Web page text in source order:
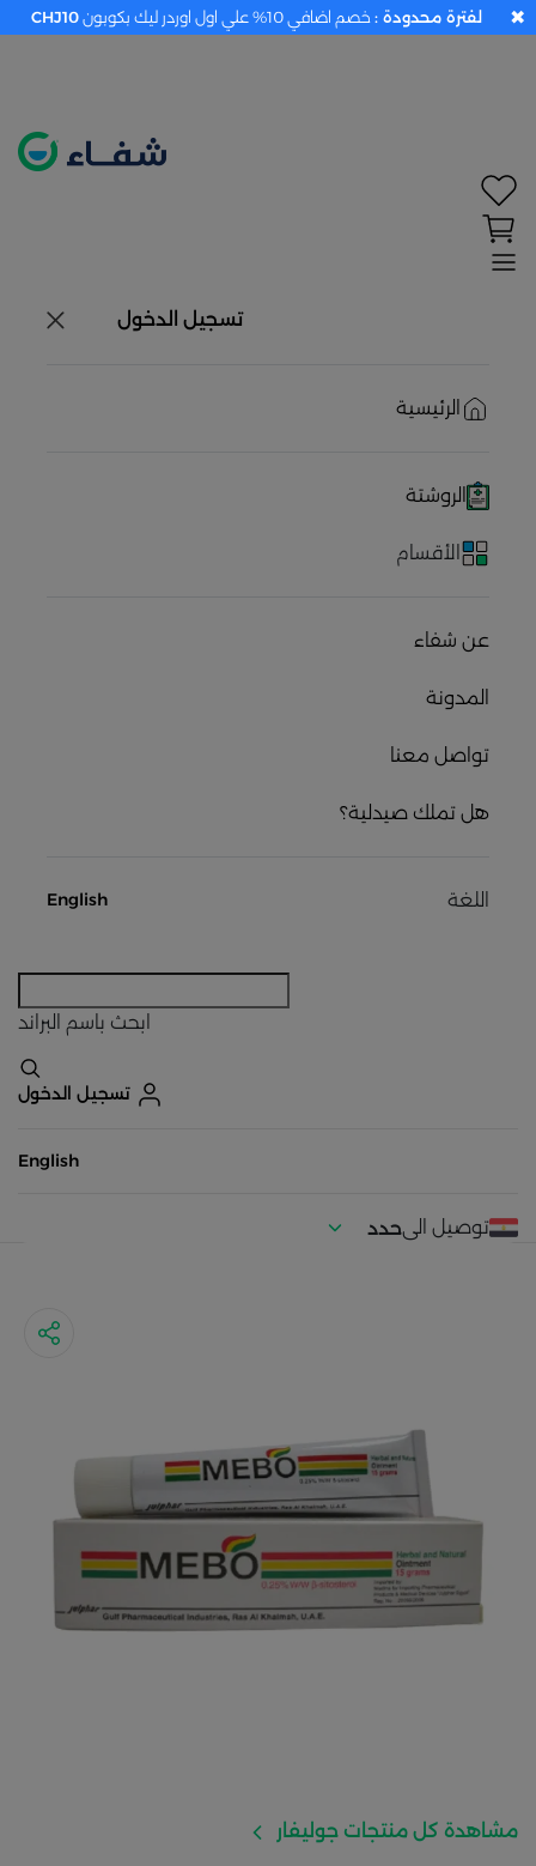
تسجيل الدخول
الرئيسية
الروشتة
الأقسام
عن شفاء
المدونة
تواصل معنا
هل تملك صيدلية؟
اللغة English
ابحث باسم البراند
تسجيل الدخول
English
توصيل الىحدد
مشاهدة كل منتجات جوليفار
لفترة محدودة : خصم اضافي 10% علي اول اوردر ليك بكوبون CHJ10 ✖